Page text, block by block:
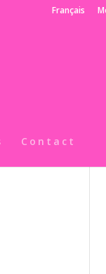
Français
Contact